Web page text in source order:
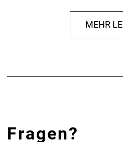
Kompatibilität von
Bontrager Tubeless-
sind in unterschiedlichen
MEHR
Fragen?